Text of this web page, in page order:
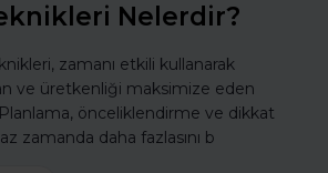
Nelerdir?
zamanı etkili kullanarak
ve üretkenliği maksimize eden
önceliklendirme ve dikkat
zamanda daha fazlasını b